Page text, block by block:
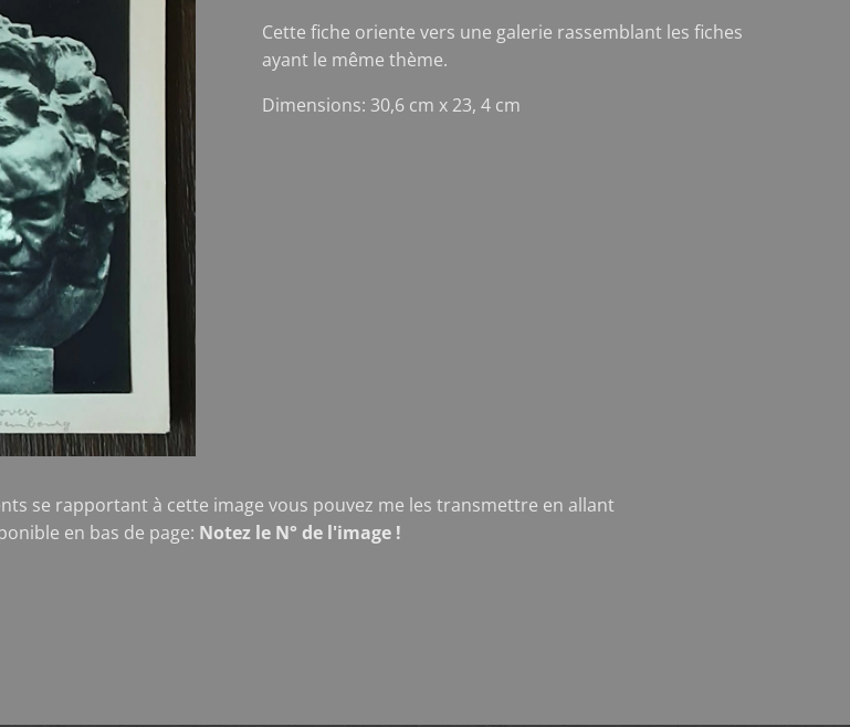
Cette fiche oriente vers une galerie rassemblant les fiches
ayant le même thème.
Dimensions: 30,6 cm x 23, 4 cm
se rapportant à cette image vous pouvez me les transmettre en allant
en bas de page: Notez le N° de l'image !